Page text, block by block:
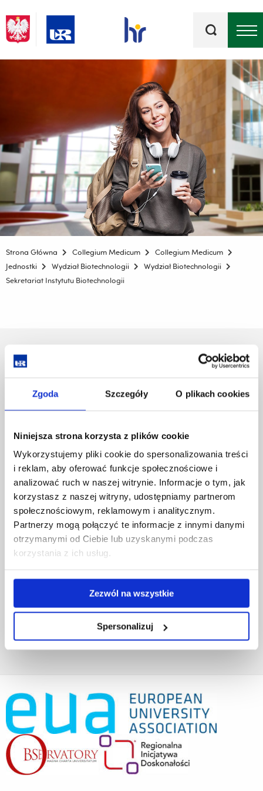
Zgoda Szczegóły O plikach cookies
Niniejsza strona korzysta z plików cookie
Wykorzystujemy pliki cookie do spersonalizowania treści
i reklam, aby oferować funkcje społecznościowe i
analizować ruch w naszej witrynie. Informacje o tym, jak
korzystasz z naszej witryny, udostępniamy partnerom
społecznościowym, reklamowym i analitycznym.
Partnerzy mogą połączyć te informacje z innymi danymi
otrzymanymi od Ciebie lub uzyskanymi podczas
korzystania z ich usług.
Zezwól na wszystkie
Spersonalizuj
kluczowe
Strona Główna Collegium Medicum
Collegium Medicum
Jednostki
Wydział Biotechnologii
Wydział Biotechnologii
Sekretariat Instytutu Biotechnologii
Pomiń
do
treści
Polityka prywatności
Biblioteka
Wydawnictwo
Covid info
Studia podyplomowe
Zamówienia publiczne
Fundusze strukturalne
Projekty współfinansowane przez UE
Projekty realizowane z KPO
Wynajem sal
Deklaracja dostępności cyfrowej
Rachunek bankowy UR
Darowizny